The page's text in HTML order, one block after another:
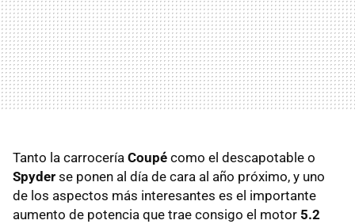
Tanto la carrocería Coupé como el descapotable o
Spyder se ponen al día de cara al año próximo, y uno
de los aspectos más interesantes es el importante
aumento de potencia que trae consigo el motor 5.2